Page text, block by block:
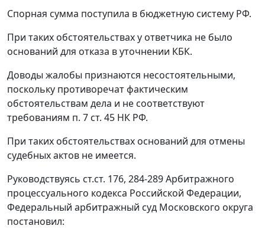
Спорная сумма поступила в бюджетную систему РФ.
При таких обстоятельствах у ответчика не было
оснований для отказа в уточнении КБК.
Доводы жалобы признаются несостоятельными,
поскольку противоречат фактическим
обстоятельствам дела и не соответствуют
требованиям п. 7 ст. 45 НК РФ.
При таких обстоятельствах оснований для отмены
судебных актов не имеется.
Руководствуясь ст.ст. 176, 284-289Арбитражного
процессуального кодекса Российской Федерации,
Федеральный арбитражный суд Московского округа
постановил: